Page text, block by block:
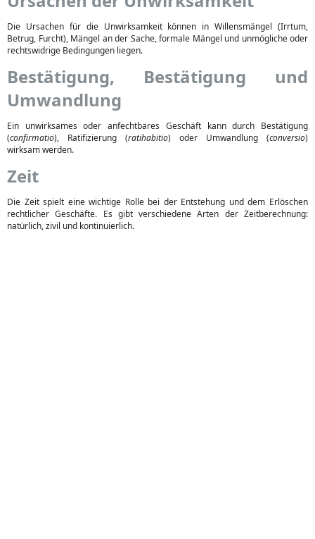
Die Ursachen für die Unwirksamkeit können in Willensmängel (Irrtum,
Betrug, Furcht), Mängel an der Sache, formale Mängel und unmögliche oder
rechtswidrige Bedingungen liegen.
Bestätigung, Bestätigung und
Umwandlung
Ein unwirksames oder anfechtbares Geschäft kann durch Bestätigung
(confirmatio), Ratifizierung (ratihabitio) oder Umwandlung (conversio)
wirksam werden.
Zeit
Die Zeit spielt eine wichtige Rolle bei der Entstehung und dem Erlöschen
rechtlicher Geschäfte. Es gibt verschiedene Arten der Zeitberechnung:
natürlich, zivil und kontinuierlich.